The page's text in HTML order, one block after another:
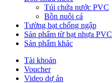
Túi chứa nước PVC
Bồn nuôi cá
Tường bạt chống ngập
Sản phẩm từ bạt nhựa PVC
Sản phẩm khác
Tài khoản
Voucher
Video dự án